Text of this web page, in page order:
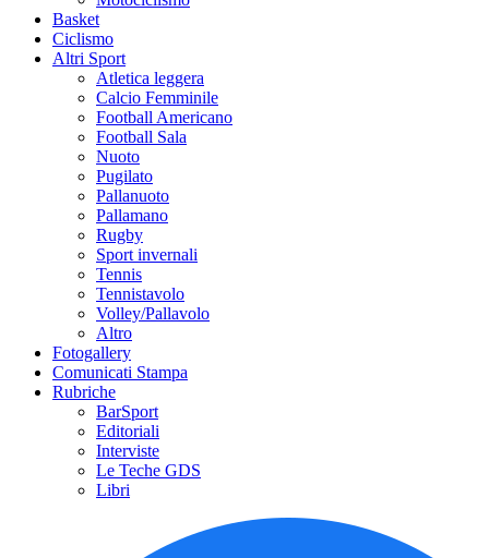
Basket
Ciclismo
Altri Sport
Atletica leggera
Calcio Femminile
Football Americano
Football Sala
Nuoto
Pugilato
Pallanuoto
Pallamano
Rugby
Sport invernali
Tennis
Tennistavolo
Volley/Pallavolo
Altro
Fotogallery
Comunicati Stampa
Rubriche
BarSport
Editoriali
Interviste
Le Teche GDS
Libri